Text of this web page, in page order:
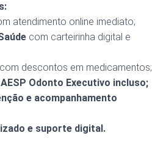
atendimento online imediato;
com carteirinha digital e
descontos em medicamentos;
Odonto Executivo incluso;
e acompanhamento
e suporte digital.